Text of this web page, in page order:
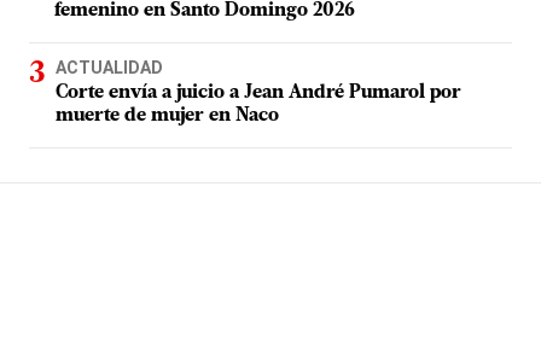
femenino en Santo Domingo 2026
ACTUALIDAD
Corte envía a juicio a Jean André Pumarol por
muerte de mujer en Naco